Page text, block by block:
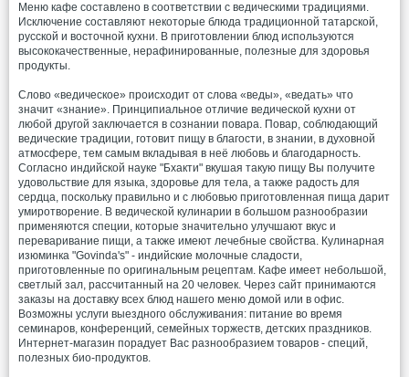
Меню кафе составлено в соответствии с ведическими традициями.
Исключение составляют некоторые блюда традиционной татарской,
русской и восточной кухни. В приготовлении блюд используются
высококачественные, нерафинированные, полезные для здоровья
продукты.
Слово «ведическое» происходит от слова «веды», «ведать» что
значит «знание». Принципиальное отличие ведической кухни от
любой другой заключается в сознании повара. Повар, соблюдающий
ведические традиции, готовит пищу в благости, в знании, в духовной
атмосфере, тем самым вкладывая в неё любовь и благодарность.
Согласно индийской науке "Бхакти" вкушая такую пищу Вы получите
удовольствие для языка, здоровье для тела, а также радость для
сердца, поскольку правильно и с любовью приготовленная пища дарит
умиротворение. В ведической кулинарии в большом разнообразии
применяются специи, которые значительно улучшают вкус и
переваривание пищи, а также имеют лечебные свойства. Кулинарная
изюминка "Govinda's" - индийские молочные сладости,
приготовленные по оригинальным рецептам. Кафе имеет небольшой,
светлый зал, рассчитанный на 20 человек. Через сайт принимаются
заказы на доставку всех блюд нашего меню домой или в офис.
Возможны услуги выездного обслуживания: питание во время
семинаров, конференций, семейных торжеств, детских праздников.
Интернет-магазин порадует Вас разнообразием товаров - специй,
полезных био-продуктов.